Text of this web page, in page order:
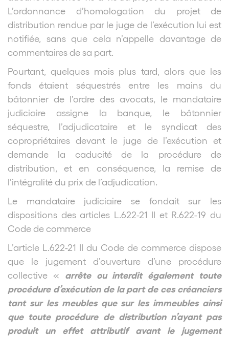
L’ordonnance d’homologation du projet de
distribution rendue par le juge de l’exécution lui est
notifiée, sans que cela n’appelle davantage de
commentaires de sa part.
Pourtant, quelques mois plus tard, alors que les
fonds étaient séquestrés entre les mains du
bâtonnier de l’ordre des avocats, le mandataire
judiciaire assigne la banque, le bâtonnier
séquestre, l’adjudicataire et le syndicat des
copropriétaires devant le juge de l’exécution et
demande la caducité de la procédure de
distribution, et en conséquence, la remise de
l’intégralité du prix de l’adjudication.
Le mandataire judiciaire se fondait sur les
dispositions des articles L.622-21 II et R.622-19 du
Code de commerce
L’article L.622-21 II du Code de commerce dispose
que le jugement d’ouverture d’une procédure
collective « arrête ou interdit également toute
procédure d’exécution de la part de ces créanciers
tant sur les meubles que sur les immeubles ainsi
que toute procédure de distribution n’ayant pas
produit un effet attributif avant le jugement